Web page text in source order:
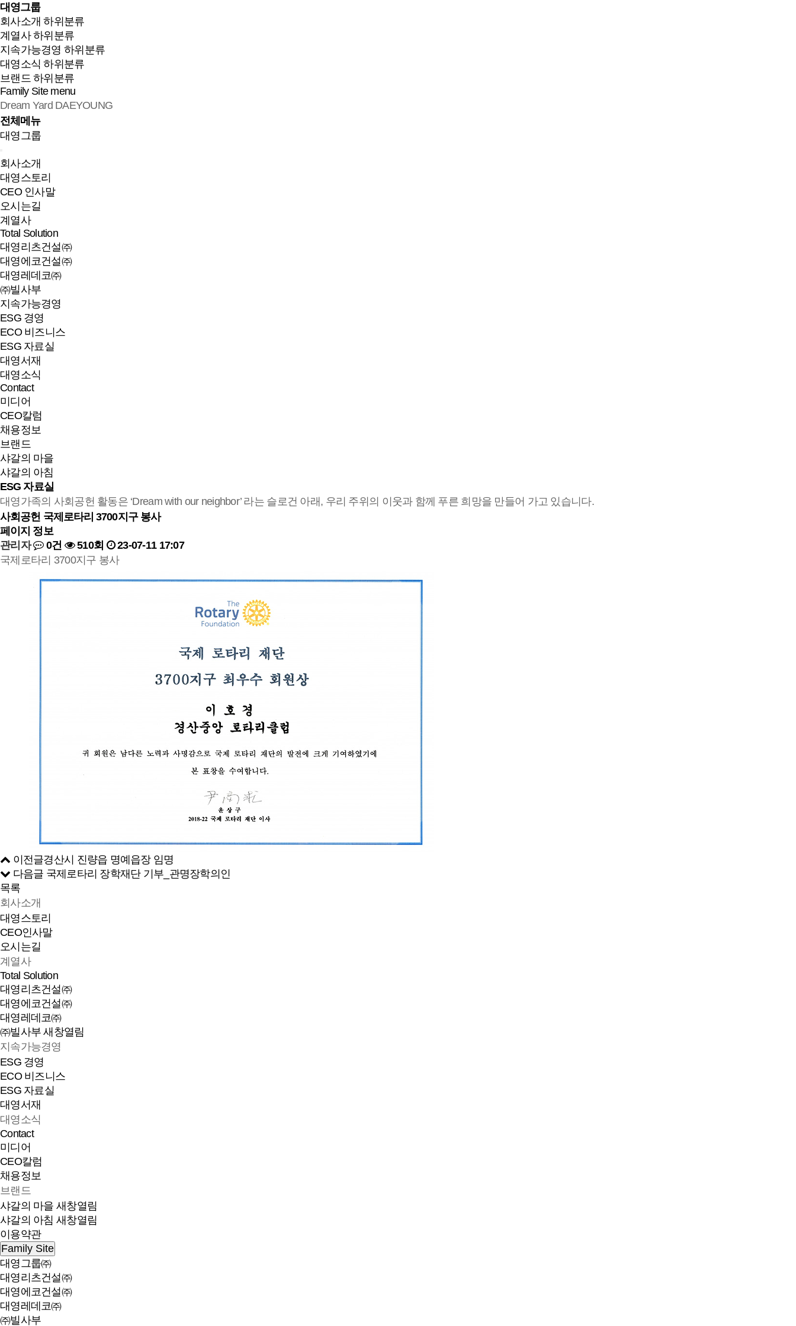
대영그룹
회사소개 하위분류
계열사 하위분류
지속가능경영 하위분류
대영소식 하위분류
브랜드 하위분류
Family Site menu
Dream Yard DAEYOUNG
전체메뉴
대영그룹
회사소개
대영스토리
CEO 인사말
오시는길
계열사
Total Solution
대영리츠건설㈜
대영에코건설㈜
대영레데코㈜
㈜빌사부
지속가능경영
ESG 경영
ECO 비즈니스
ESG 자료실
대영서재
대영소식
Contact
미디어
CEO칼럼
채용정보
브랜드
샤갈의 마을
샤갈의 아침
ESG 자료실
대영가족의 사회공헌 활동은 ‘Dream with our neighbor’ 라는 슬로건 아래, 우리 주위의 이웃과 함께 푸른 희망을 만들어 가고 있습니다.
사회공헌 국제로타리 3700지구 봉사
페이지 정보
관리자
0건 510회
23-07-11 17:07
국제로타리 3700지구 봉사
이전글경산시 진량읍 명예읍장 임명
다음글 국제로타리 장학재단 기부_관명장학의인
목록
회사소개
대영스토리
CEO인사말
오시는길
계열사
Total Solution
대영리츠건설㈜
대영에코건설㈜
대영레데코㈜
㈜빌사부새창열림
지속가능경영
ESG 경영
ECO 비즈니스
ESG 자료실
대영서재
대영소식
Contact
미디어
CEO칼럼
채용정보
브랜드
샤갈의 마을 새창열림
샤갈의 아침 새창열림
이용약관
Family Site
대영그룹㈜
대영리츠건설㈜
대영에코건설㈜
대영레데코㈜
㈜빌사부